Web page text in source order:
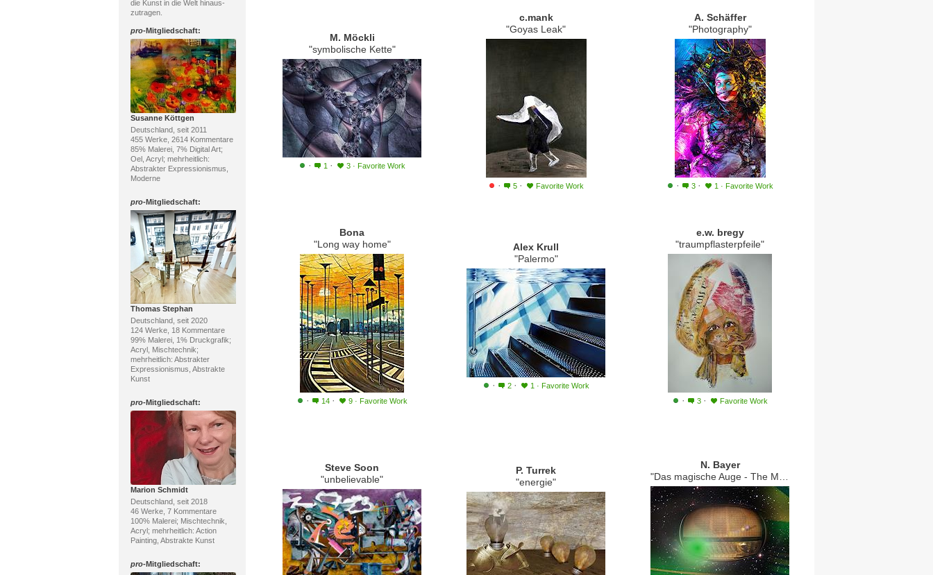
die Kunst in die Welt hinaus-
zutragen.
pro-Mitgliedschaft:
Susanne Köttgen
Deutschland, seit 2011
455 Werke, 2614 Kommentare
85% Malerei, 7% Digital Art;
Oel, Acryl; mehrheitlich:
Abstrakter Expressionismus,
Moderne
pro-Mitgliedschaft:
Thomas Stephan
Deutschland, seit 2020
124 Werke, 18 Kommentare
99% Malerei, 1% Druckgrafik;
Acryl, Mischtechnik;
mehrheitlich: Abstrakter
Expressionismus, Abstrakte
Kunst
pro-Mitgliedschaft:
Marion Schmidt
Deutschland, seit 2018
46 Werke, 7 Kommentare
100% Malerei; Mischtechnik,
Acryl; mehrheitlich: Action
Painting, Abstrakte Kunst
pro-Mitgliedschaft:
M. Möckli
"symbolische Kette"
· 1 · 3 · Favorite Work
c.mank
"Goyas Leak"
· 5 · Favorite Work
A. Schäffer
"Photography"
· 3 · 1 · Favorite Work
Bona
"Long way home"
· 14 · 9 · Favorite Work
Alex Krull
"Palermo"
· 2 · 1 · Favorite Work
e.w. bregy
"traumpflasterpfeile"
· 3 · Favorite Work
Steve Soon
"unbelievable"
P. Turrek
"energie"
N. Bayer
"Das magische Auge - The Magic Eye"